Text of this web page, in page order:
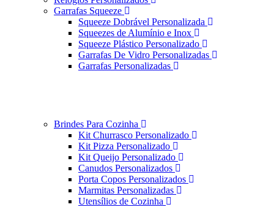
Garrafas Squeeze
Squeeze Dobrável Personalizada
Squeezes de Alumínio e Inox
Squeeze Plástico Personalizado
Garrafas De Vidro Personalizadas
Garrafas Personalizadas
Brindes Para Cozinha
Kit Churrasco Personalizado
Kit Pizza Personalizado
Kit Queijo Personalizado
Canudos Personalizados
Porta Copos Personalizados
Marmitas Personalizadas
Utensílios de Cozinha